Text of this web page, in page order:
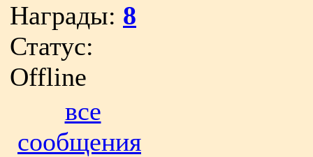
Награды: 8
Статус:
Offline
все
сообщения